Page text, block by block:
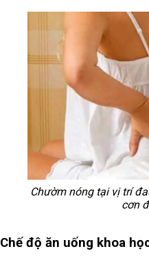
Chườm nóng tại vị trí
cơn
Chế độ ăn uống khoa